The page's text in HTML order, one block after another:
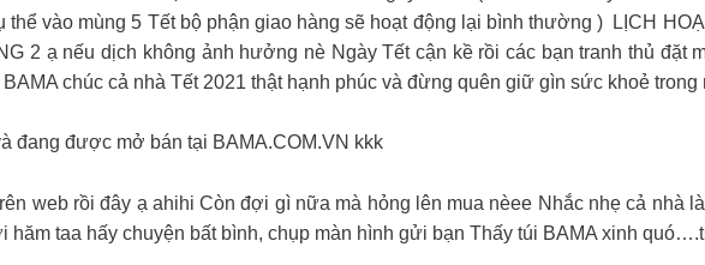
vào mùng 5 Tết bộ phận giao hàng sẽ hoạt động lại bình thường ) ︎ LỊCH
2 ạ nếu dịch không ảnh hưởng nè Ngày Tết cận kề rồi các bạn tranh thủ đặt
chúc cả nhà Tết 2021 thật hạnh phúc và đừng quên giữ gìn sức khoẻ trong
đang được mở bán tại BAMA.COM.VN kkk
web rồi đây ạ ahihi Còn đợi gì nữa mà hỏng lên mua nèee Nhắc nhẹ cả nhà
taa hấy chuyện bất bình, chụp màn hình gửi bạn Thấy túi BAMA xinh